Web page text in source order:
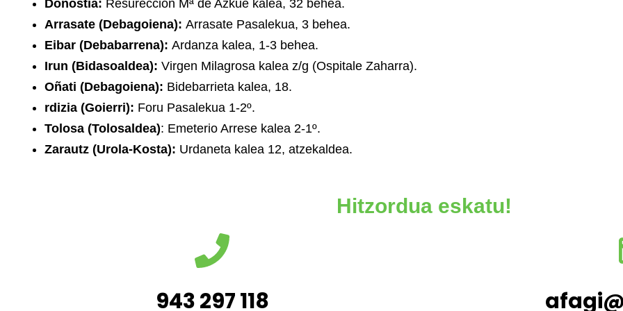
Donostia: Resurección Mª de Azkue kalea, 32 behea.
Arrasate (Debagoiena): Arrasate Pasalekua, 3 behea.
Eibar (Debabarrena): Ardanza kalea, 1-3 behea.
Irun (Bidasoaldea): Virgen Milagrosa kalea z/g (Ospitale Zaharra).
Oñati (Debagoiena): Bidebarrieta kalea, 18.
rdizia (Goierri): Foru Pasalekua 1-2º.
Tolosa (Tolosaldea): Emeterio Arrese kalea 2-1º.
Zarautz (Urola-Kosta): Urdaneta kalea 12, atzekaldea.
Hitzordua eskatu!
943 297 118